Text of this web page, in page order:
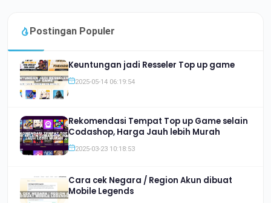
Postingan Populer
Keuntungan jadi Resseler Top up game
2025-05-14 06:19:54
Rekomendasi Tempat Top up Game selain
Codashop, Harga Jauh lebih Murah
2025-03-23 10:18:53
Cara cek Negara / Region Akun dibuat
Mobile Legends